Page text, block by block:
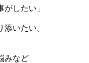
がしたい」
いたい。
みなど